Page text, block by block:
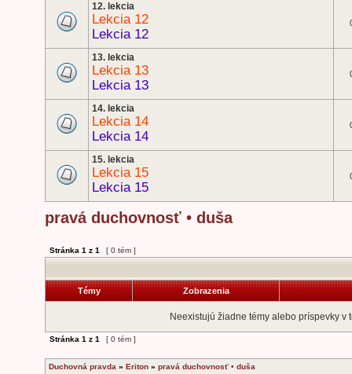
12. lekcia
Lekcia 12
Lekcia 12
13. lekcia
Lekcia 13
Lekcia 13
14. lekcia
Lekcia 14
Lekcia 14
15. lekcia
Lekcia 15
Lekcia 15
pravá duchovnosť • duša
Stránka 1 z 1 [ 0 tém ]
Témy Zobrazenia
Neexistujú žiadne témy alebo príspevky v
Stránka 1 z 1 [ 0 tém ]
Duchovná pravda » Eriton » pravá duchovnosť • duša